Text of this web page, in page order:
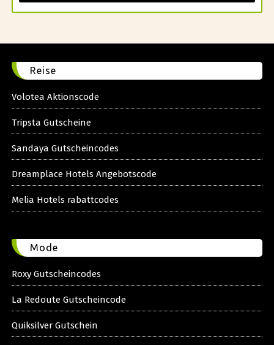
Reise
Volotea Aktionscode
Tripsta Gutscheine
Sandaya Gutscheincodes
Dreamplace Hotels Angebotscode
Melia Hotels rabattcodes
Mode
Roxy Gutscheincodes
La Redoute Gutscheincode
Quiksilver Gutschein